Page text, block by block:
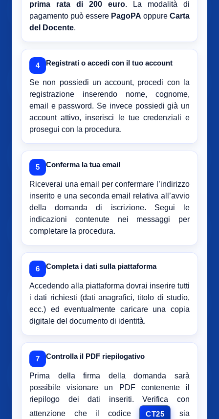
prima rata di 200 euro. La modalità di
pagamento può essere PagoPA oppure Carta
del Docente.
4 Registrati o accedi con il tuo account
Se non possiedi un account, procedi con la
registrazione inserendo nome, cognome,
email e password. Se invece possiedi già un
account attivo, inserisci le tue credenziali e
prosegui con la procedura.
5 Conferma la tua email
Riceverai una email per confermare l’indirizzo
inserito e una seconda email relativa all’avvio
della domanda di iscrizione. Segui le
indicazioni contenute nei messaggi per
completare la procedura.
6 Completa i dati sulla piattaforma
Accedendo alla piattaforma dovrai inserire tutti
i dati richiesti (dati anagrafici, titolo di studio,
ecc.) ed eventualmente caricare una copia
digitale del documento di identità.
7 Controlla il PDF riepilogativo
Prima della firma della domanda sarà
possibile visionare un PDF contenente il
riepilogo dei dati inseriti. Verifica con
attenzione che il codice
CT25
sia